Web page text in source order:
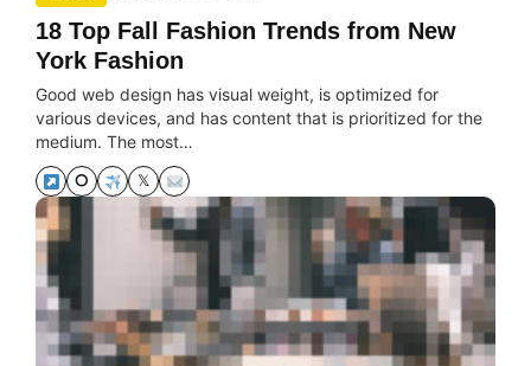
18 Top Fall Fashion Trends from New
York Fashion
Good web design has visual weight, is optimized for
various devices, and has content that is prioritized for the
medium. The most…
⭘ 𝕏